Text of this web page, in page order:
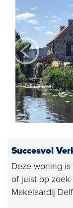
Aangekocht
Huis
Huis kopen
Exclusief
Taxaties
Verhuren
Succesvol
Deze woning
of juist op zoek
Makelaardij